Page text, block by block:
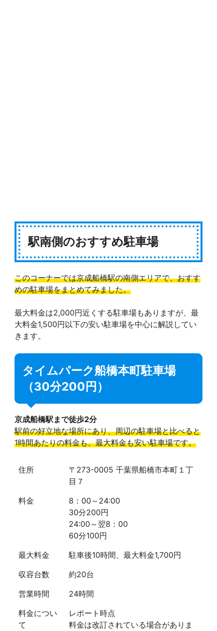
駅南側のおすすめ駐車場
このコーナーでは京成船橋駅の南側エリアで、おすす
めの駐車場をまとめてみました。
最大料金は2,000円近くする駐車場もありますが、最
大料金1,500円以下の安い駐車場を中心に解説してい
きます。
タイムパーク船橋本町駐車場
（30分200円）
京成船橋駅まで徒歩2分
駅前の好立地な場所にあり、周辺の駐車場と比べると
1時間あたりの料金も、最大料金も安い駐車場です。
住所
〒273-0005 千葉県船橋市本町１丁
目７
料金
8：00～24:00
30分200円
24:00～翌8：00
60分100円
最大料金
駐車後10時間、最大料金1,700円
収容台数
約20台
営業時間
24時間
料金につい
て
レポート時点
料金は改訂されている場合がありま